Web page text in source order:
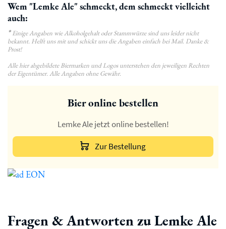
Wem "Lemke Ale" schmeckt, dem schmeckt vielleicht
auch:
*Einige Angaben wie Alkoholgehalt oder Stammwürze sind uns leider nicht
bekannt. Helft uns mit und schickt uns die Angaben einfach bei Mail. Danke &
Prost!
Alle hier abgebildete Biermarken und Logos unterstehen den jeweiligen Rechten
der Eigentümer. Alle Angaben ohne Gewähr.
Bier online bestellen
Lemke Ale jetzt online bestellen!
Zur Bestellung
Fragen & Antworten zu Lemke Ale